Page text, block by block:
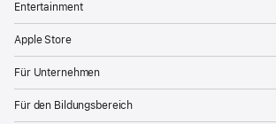
Entertainment
Apple Store
Für Unternehmen
Für den Bildungsbereich